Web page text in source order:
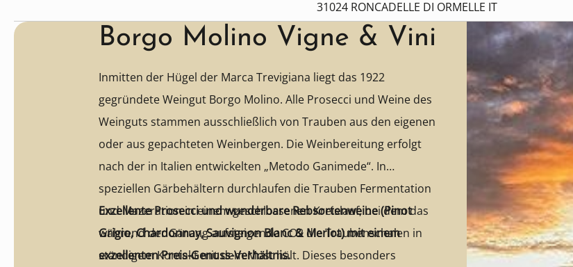
31024 RONCADELLE DI ORMELLE IT
Borgo Molino Vigne & Vini
Inmitten der Hügel der Marca Trevigiana liegt das 1922
gegründete Weingut Borgo Molino. Alle Prosecci und Weine des
Weinguts stammen ausschließlich von Trauben aus den eigenen
oder aus gepachteten Weinbergen. Die Weinbereitung erfolgt
nach der in Italien entwickelten „Metodo Ganimede“. In
speziellen Gärbehältern durchlaufen die Trauben Fermentation
und Mazeration in einem geschlossenen Kreislauf, bei dem das
während der Gärung aufsteigende CO2 die Traubenschalen in
ständigem Kontakt mit dem Most hält. Dieses besonders
Exzellente Prosecci und wunderbare Rebsortenweine (Pinot
Grigio, Chardonnay, Sauvignon Blanc & Merlot) mit einem
exzellenten Preis-Genuss-Verhältnis.